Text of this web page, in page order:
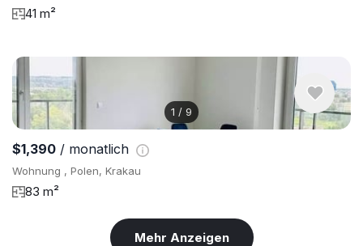
41 m²
1 / 9
$1,390 / monatlich
Wohnung , Polen, Krakau
83 m²
Mehr Anzeigen